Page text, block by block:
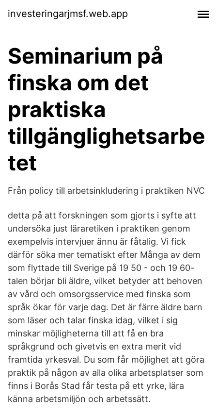
investeringarjmsf.web.app
Seminarium på
finska om det
praktiska
tillgänglighetsarbe
tet
Från policy till arbetsinkludering i praktiken NVC
detta på att forskningen som gjorts i syfte att
undersöka just läraretiken i praktiken genom
exempelvis intervjuer ännu är fåtalig. Vi fick
därför söka mer tematiskt efter Många av dem
som flyttade till Sverige på 19 50 - och 19 60-
talen börjar bli äldre, vilket betyder att behoven
av vård och omsorgsservice med finska som
språk ökar för varje dag. Det är färre äldre barn
som läser och talar finska idag, vilket i sig
minskar möjligheterna till att få en bra
språkgrund och givetvis en extra merit vid
framtida yrkesval. Du som får möjlighet att göra
praktik på någon av alla olika arbetsplatser som
finns i Borås Stad får testa på ett yrke, lära
känna arbetsmiljön och arbetssätt.